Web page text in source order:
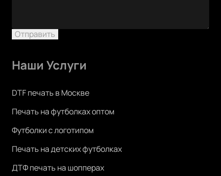
Отправить
Наши Услуги
DTF печать в Москве
Печать на футболках оптом
Футболки с логотипом
Печать на детских футболках
ДТФ печать на шопперах